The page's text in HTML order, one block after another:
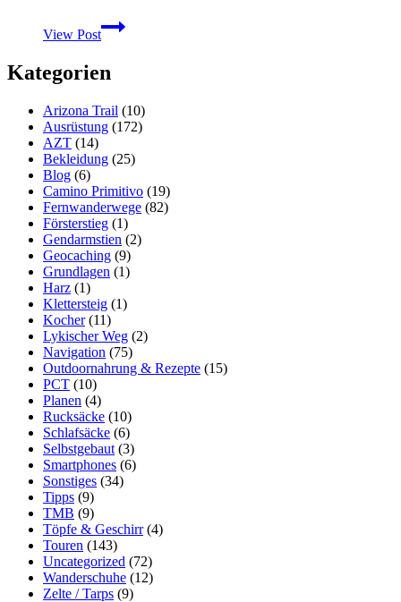
View Post
Travellunch
K1000
Ration
“Block”
Kategorien
Arizona Trail (10)
Ausrüstung (172)
AZT (14)
Bekleidung (25)
Blog (6)
Camino Primitivo (19)
Fernwanderwege (82)
Försterstieg (1)
Gendarmstien (2)
Geocaching (9)
Grundlagen (1)
Harz (1)
Klettersteig (1)
Kocher(11)
Lykischer Weg (2)
Navigation (75)
Outdoornahrung & Rezepte (15)
PCT (10)
Planen (4)
Rucksäcke (10)
Schlafsäcke (6)
Selbstgebaut (3)
Smartphones (6)
Sonstiges (34)
Tipps (9)
TMB (9)
Töpfe & Geschirr(4)
Touren (143)
Uncategorized (72)
Wanderschuhe (12)
Zelte / Tarps (9)